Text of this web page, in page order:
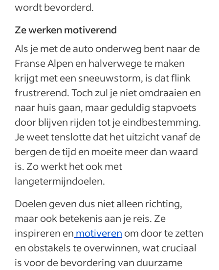
wordt bevorderd.
Ze werken motiverend
Als je met de auto onderweg bent naar de
Franse Alpen en halverwege te maken
krijgt met een sneeuwstorm, is dat flink
frustrerend. Toch zul je niet omdraaien en
naar huis gaan, maar geduldig stapvoets
door blijven rijden tot je eindbestemming.
Je weet tenslotte dat het uitzicht vanaf de
bergen de tijd en moeite meer dan waard
is. Zo werkt het ook met
langetermijndoelen.
Doelen geven dus niet alleen richting,
maar ook betekenis aan je reis. Ze
inspireren en motiveren om door te zetten
en obstakels te overwinnen, wat cruciaal
is voor de bevordering van duurzame